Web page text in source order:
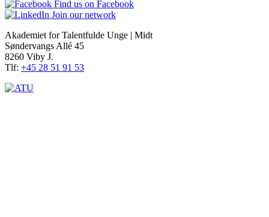
Find us on Facebook
Join our network
Akademiet for Talentfulde Unge | Midt
Søndervangs Allé 45
8260 Viby J.
Tlf: +45 28 51 91 53